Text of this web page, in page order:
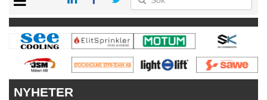
PRENUMERERA
VÅRA ANDRA MAGASIN
ANNONSERA
NYHETER